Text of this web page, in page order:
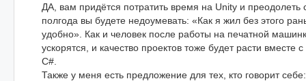
ДА, вам придётся потратить время на Unity и преодолеть
полгода вы будете недоумевать: «Как я жил без этого
удобно». Как и человек после работы на печатной
ускорятся, и качество проектов тоже будет расти вместе
С#.
Также у меня есть предложение для тех, кто говорит